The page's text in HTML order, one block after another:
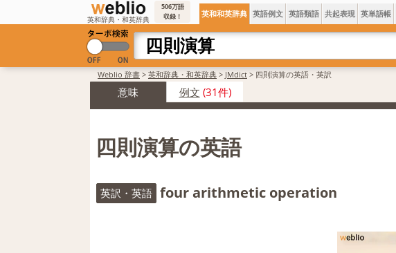
英和辞典・和英辞典
506万語
収録！
英和和英辞典 英語例文 英語類語 共起表現 英単語帳
Weblio 辞書 > 英和辞典・和英辞典 > JMdict > 四則演算の英語・英訳
意味 例文 (31件)
四則演算の英語
英訳・英語 four arithmetic operation